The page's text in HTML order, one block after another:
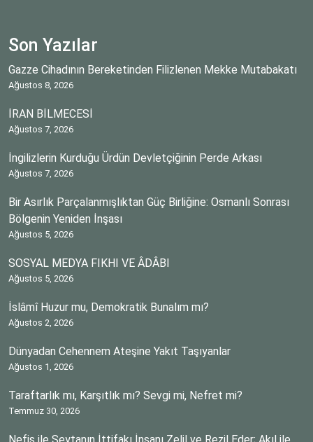
Son Yazılar
Gazze Cihadının Bereketinden Filizlenen Mekke Mutabakatı
Ağustos 8, 2026
İRAN BİLMECESİ
Ağustos 7, 2026
İngilizlerin Kurduğu Ürdün Devletçiğinin Perde Arkası
Ağustos 7, 2026
Bir Asırlık Parçalanmışlıktan Güç Birliğine: Osmanlı Sonrası
Bölgenin Yeniden İnşası
Ağustos 5, 2026
SOSYAL MEDYA FIKHI VE ÂDÂBI
Ağustos 5, 2026
İslâmî Huzur mu, Demokratik Bunalım mı?
Ağustos 2, 2026
Dünyadan Cehennem Ateşine Yakıt Taşıyanlar
Ağustos 1, 2026
Taraftarlık mı, Karşıtlık mı? Sevgi mi, Nefret mi?
Temmuz 30, 2026